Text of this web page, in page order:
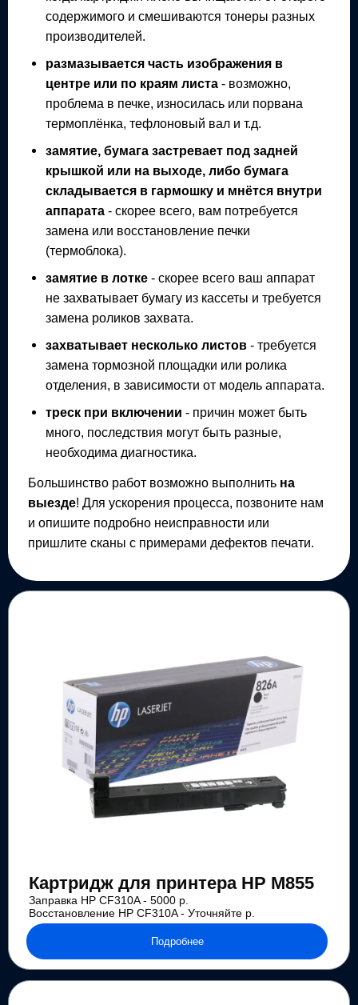
содержимого и смешиваются тонеры разных
производителей.
размазывается часть изображения в
центре или по краям листа - возможно,
проблема в печке, износилась или порвана
термоплёнка, тефлоновый вал и т.д.
замятие, бумага застревает под задней
крышкой или на выходе, либо бумага
складывается в гармошку и мнётся внутри
аппарата - скорее всего, вам потребуется
замена или восстановление печки
(термоблока).
замятие в лотке - скорее всего ваш аппарат
не захватывает бумагу из кассеты и требуется
замена роликов захвата.
захватывает несколько листов - требуется
замена тормозной площадки или ролика
отделения, в зависимости от модель аппарата.
треск при включении - причин может быть
много, последствия могут быть разные,
необходима диагностика.
Большинство работ возможно выполнить на
выезде! Для ускорения процесса, позвоните нам
и опишите подробно неисправности или
пришлите сканы с примерами дефектов печати.
Картридж для принтера HP M855
Заправка HP CF310A - 5000 р.
Восстановление HP CF310A - Уточняйте р.
Подробнее